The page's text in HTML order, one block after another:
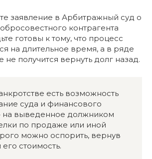
заявление в Арбитражный суд о
контрагента
готовы к тому, что процесс
на длительное время, а в ряде
не получится вернуть долг назад.
есть возможность
суда и финансового
выведенное должником
по продаже или иной
можно оспорить, вернув
стоимость.